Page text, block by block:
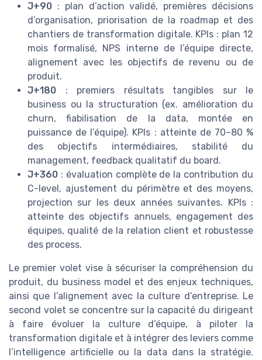
J+90 : plan d’action validé, premières décisions
d’organisation, priorisation de la roadmap et des
chantiers de transformation digitale. KPIs : plan 12
mois formalisé, NPS interne de l’équipe directe,
alignement avec les objectifs de revenu ou de
produit.
J+180 : premiers résultats tangibles sur le
business ou la structuration (ex. amélioration du
churn, fiabilisation de la data, montée en
puissance de l’équipe). KPIs : atteinte de 70–80 %
des objectifs intermédiaires, stabilité du
management, feedback qualitatif du board.
J+360 : évaluation complète de la contribution du
C-level, ajustement du périmètre et des moyens,
projection sur les deux années suivantes. KPIs :
atteinte des objectifs annuels, engagement des
équipes, qualité de la relation client et robustesse
des process.
Le premier volet vise à sécuriser la compréhension du
produit, du business model et des enjeux techniques,
ainsi que l’alignement avec la culture d’entreprise. Le
second volet se concentre sur la capacité du dirigeant
à faire évoluer la culture d’équipe, à piloter la
transformation digitale et à intégrer des leviers comme
l’intelligence artificielle ou la data dans la stratégie.